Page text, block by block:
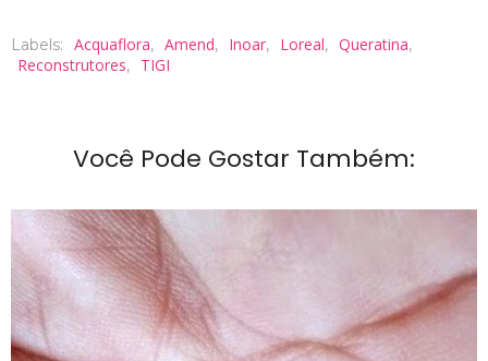
Labels: Acquaflora, Amend, Inoar, Loreal, Queratina,
Reconstrutores, TIGI
Você Pode Gostar Também: